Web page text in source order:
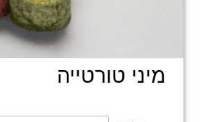
מיני טורטייה